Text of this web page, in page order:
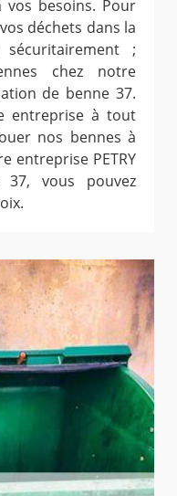
besoins. Pour
déchets dans la
;
chez notre
de benne 37.
entreprise à tout
nos bennes à
entreprise PETRY
vous pouvez